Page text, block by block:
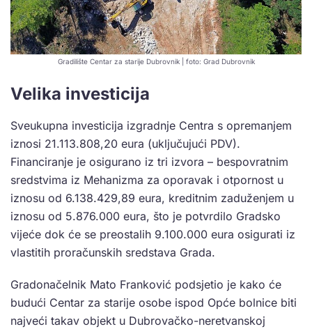
Gradilište Centar za starije Dubrovnik | foto: Grad Dubrovnik
Velika investicija
Sveukupna investicija izgradnje Centra s opremanjem
iznosi 21.113.808,20 eura (uključujući PDV).
Financiranje je osigurano iz tri izvora – bespovratnim
sredstvima iz Mehanizma za oporavak i otpornost u
iznosu od 6.138.429,89 eura, kreditnim zaduženjem u
iznosu od 5.876.000 eura, što je potvrdilo Gradsko
vijeće dok će se preostalih 9.100.000 eura osigurati iz
vlastitih proračunskih sredstava Grada.
Gradonačelnik Mato Franković podsjetio je kako će
budući Centar za starije osobe ispod Opće bolnice biti
najveći takav objekt u Dubrovačko-neretvanskoj